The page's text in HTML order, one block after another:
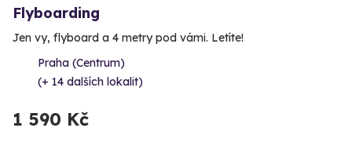
Flyboarding
Jen vy, flyboard a 4 metry pod vámi. Letíte!
Praha (Centrum)
(+ 14 dalších lokalit)
1 590 Kč